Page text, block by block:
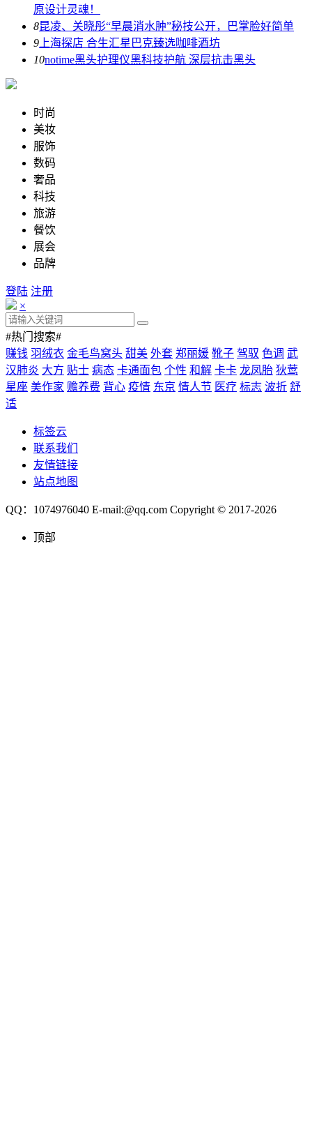
原设计灵魂！
8昆凌、关晓彤“早晨消水肿”秘技公开，巴掌脸好简单
9 上海探店 合生汇星巴克臻选咖啡酒坊
10notime黑头护理仪黑科技护航 深层抗击黑头
时尚
美妆
服饰
数码
奢品
科技
旅游
餐饮
展会
品牌
登陆 注册
×
#热门搜索#
赚钱 羽绒衣 金毛鸟窝头 甜美 外套 郑丽媛 靴子 驾驭 色调 武
汉肺炎 大方 贴士 病态 卡通面包 个性 和解 卡卡 龙凤胎 狄莺
星座 美作家 赡养费 背心 疫情 东京 情人节 医疗 标志 波折 舒
适
标签云
联系我们
友情链接
站点地图
QQ：1074976040 E-mail:@qq.com Copyright © 2017-2026
顶部